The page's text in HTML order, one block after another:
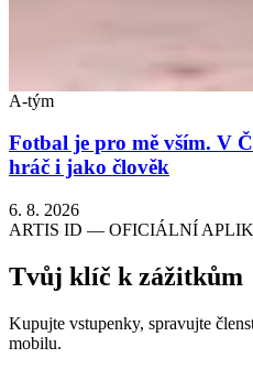
A-tým
Fotbal je pro mě vším. V
hráč i jako člověk
6. 8. 2026
ARTIS ID — OFICIÁLNÍ
Tvůj klíč k zážitkům
Kupujte vstupenky, spravujte
mobilu.